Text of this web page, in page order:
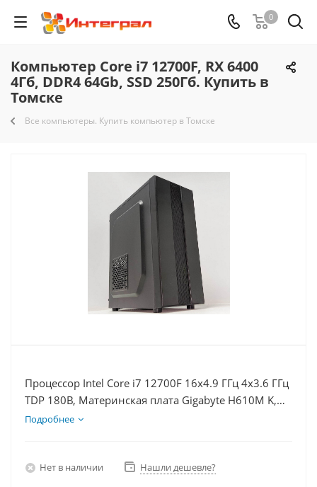
0
Компьютер Core i7 12700F, RX 6400
4Гб, DDR4 64Gb, SSD 250Гб. Купить в
Томске
Все компьютеры. Купить компьютер в Томске
Процессор Intel Core i7 12700F 16x4.9 ГГц 4x3.6 ГГц
TDP 180В, Материнская плата Gigabyte H610M K,
Видеокарта RX 6400 4Гб, Память DDR4 64Gb,
Подробнее
Нет в наличии Нашли дешевле?